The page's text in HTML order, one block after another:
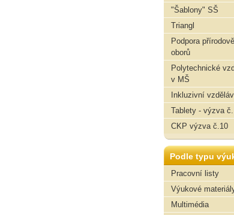
"Šablony" SŠ
Triangl
Podpora
oborů
Polytechnické
v MŠ
Inkluzivní
Tablety - výzva
CKP výzva č.10
Podle typu
Pracovní listy
Výukové
Multimédia